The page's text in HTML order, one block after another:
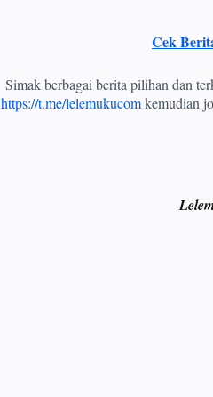
Cek
Simak berbagai berita pilihan dan
https://t.me/lelemukucomkemudian